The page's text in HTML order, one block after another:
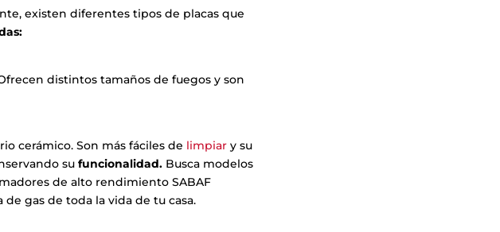
existen diferentes tipos de placas que
distintos tamaños de fuegos y son
cerámico. Son más fáciles de limpiar y su
sufuncionalidad. Busca modelos
de alto rendimiento SABAF
gas de toda la vida de tu casa.